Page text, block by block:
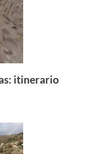
itinerario